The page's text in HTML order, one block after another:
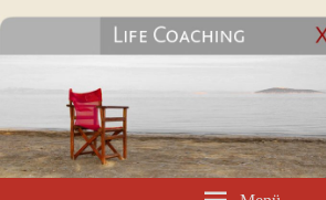
Life Coaching
Hamburg